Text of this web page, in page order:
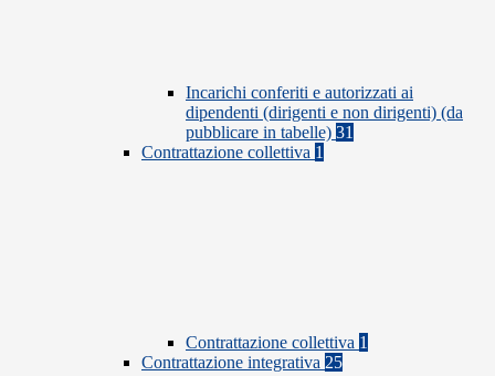
Incarichi conferiti e autorizzati ai
dipendenti (dirigenti e non dirigenti) (da
pubblicare in tabelle) 31
Contrattazione collettiva 1
Contrattazione collettiva 1
Contrattazione integrativa 25